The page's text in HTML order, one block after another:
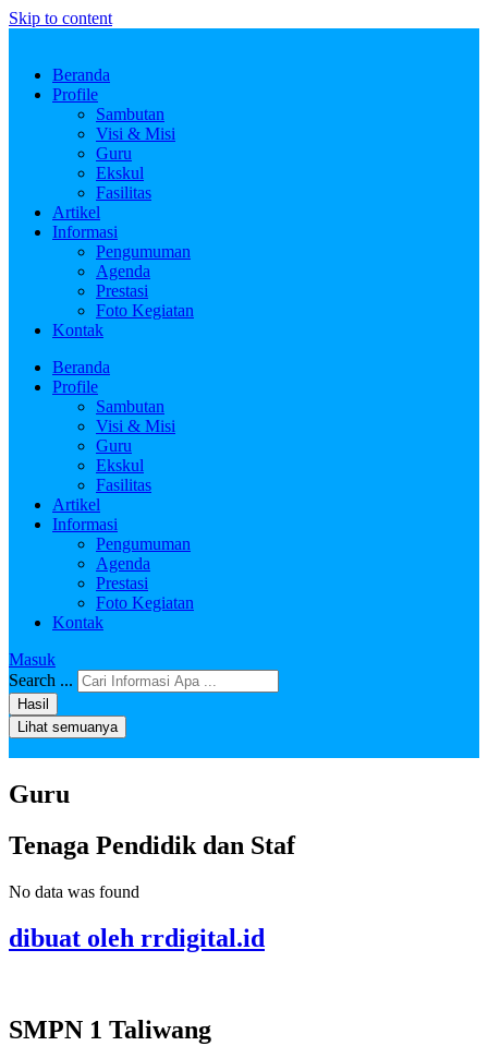
Skip to content
Beranda
Profile
Sambutan
Visi & Misi
Guru
Ekskul
Fasilitas
Artikel
Informasi
Pengumuman
Agenda
Prestasi
Foto Kegiatan
Kontak
Beranda
Profile
Sambutan
Visi & Misi
Guru
Ekskul
Fasilitas
Artikel
Informasi
Pengumuman
Agenda
Prestasi
Foto Kegiatan
Kontak
Masuk
Search ...
Hasil
Lihat semuanya
Guru
Tenaga Pendidik dan Staf
No data was found
dibuat oleh rrdigital.id
SMPN 1 Taliwang